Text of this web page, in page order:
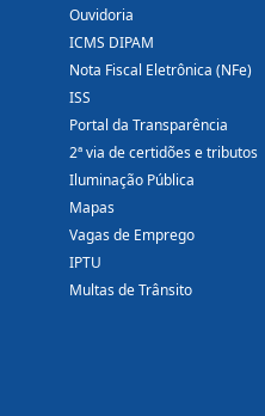
Ouvidoria
ICMS DIPAM
Nota Fiscal Eletrônica (NFe)
ISS
Portal da Transparência
2ª via de certidões e tributos
Iluminação Pública
Mapas
Vagas de Emprego
IPTU
Multas de Trânsito